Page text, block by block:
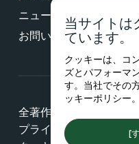
ニュース & プレス
お問い合わせ
全著作権所有 © 2026
プライバシー
当サイトは
ています。
クッキーは、コ
ズとパフォーマ
す。当社でその
ッキーポリシー。
[